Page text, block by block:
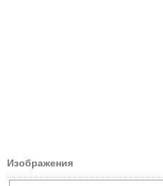
Изображения